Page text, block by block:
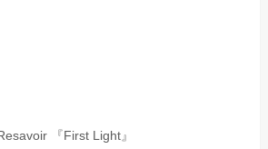
『First Light』